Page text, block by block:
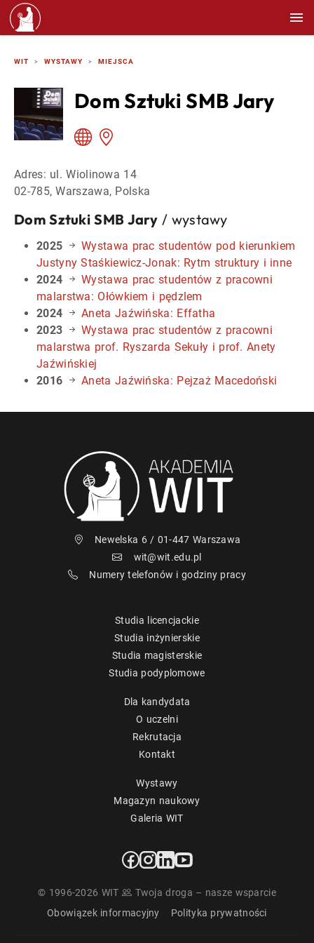
WIT WYSTAWY MIEJSCA
Dom Sztuki SMB Jary
Adres: ul. Wiolinowa 14
02-785, Warszawa, Polska
Dom Sztuki SMB Jary / wystawy
2025
Wystawa prac studentów pod kierunkiem
Justyny Staśkiewicz-Jonak: Rytm struktury i inne
2024
Wystawa prac studentów z pracowni
malarstwa: Ołówkiem i pędzlem
2024
Aneta Jaźwińska: Effatha
2023
Wystawa prac studentów z pracowni
malarstwa prof. Ryszarda Sekuły i prof. Anety
Jaźwińskiej
2016
Aneta Jaźwińska: Pejzaż Macedoński
Newelska 6 / 01-447 Warszawa
wit@wit.edu.pl
Numery telefonów i godziny pracy
Studia licencjackie
Studia inżynierskie
Studia magisterskie
Studia podyplomowe
Dla kandydata
O uczelni
Rekrutacja
Kontakt
Wystawy
Magazyn naukowy
Galeria WIT
© 1996-2026 WIT
Twoja droga – nasze wsparcie
Obowiązek informacyjny
Polityka prywatności